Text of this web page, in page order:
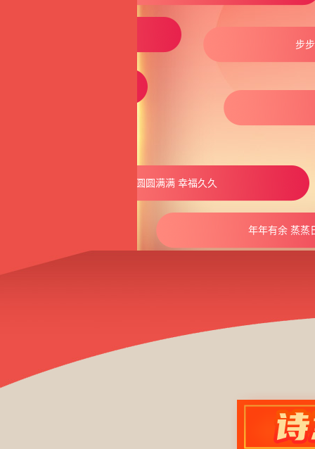
步步高升 财
圆圆满满 幸福久久
年年有余 蒸蒸日上